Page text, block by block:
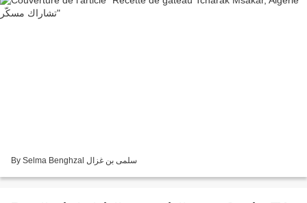
By Selma Benghzal سلمى بن غزال